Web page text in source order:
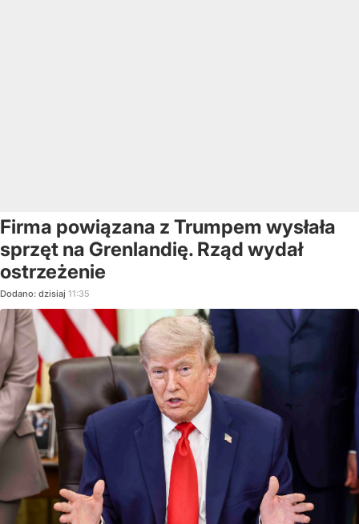
Firma powiązana z Trumpem wysłała
sprzęt na Grenlandię. Rząd wydał
ostrzeżenie
Dodano: dzisiaj 11:35